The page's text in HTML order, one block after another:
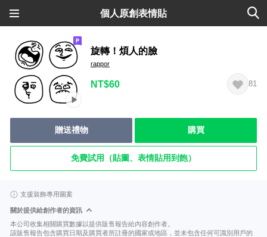
個人原創表情貼
旋轉！煩人的臉
rappor
NT$60 81
贈送禮物 購買
免費試用（貼圖、表情貼用到飽）
支援裝飾專用圖案
關於提供給創作者的資訊
本公司收集相關購買數據以提供販售報告給內容創作者。
該販售報告包含購買日期及購買者所註冊的國家或地區，並未包含任何可識別用戶的